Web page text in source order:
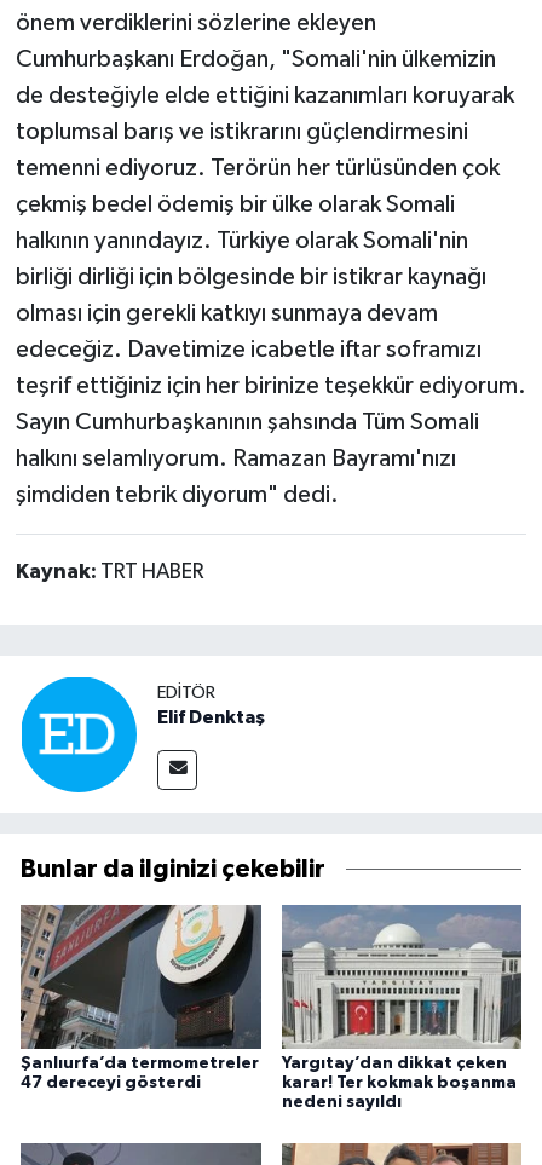
önem verdiklerini sözlerine ekleyen
Cumhurbaşkanı Erdoğan, "Somali'nin ülkemizin
de desteğiyle elde ettiğini kazanımları koruyarak
toplumsal barış ve istikrarını güçlendirmesini
temenni ediyoruz. Terörün her türlüsünden çok
çekmiş bedel ödemiş bir ülke olarak Somali
halkının yanındayız. Türkiye olarak Somali'nin
birliği dirliği için bölgesinde bir istikrar kaynağı
olması için gerekli katkıyı sunmaya devam
edeceğiz. Davetimize icabetle iftar soframızı
teşrif ettiğiniz için her birinize teşekkür ediyorum.
Sayın Cumhurbaşkanının şahsında Tüm Somali
halkını selamlıyorum. Ramazan Bayramı'nızı
şimdiden tebrik diyorum" dedi.
Kaynak: TRT HABER
EDITÖR
Elif Denktaş
Bunlar da ilginizi çekebilir
Şanlıurfa’da termometreler
47 dereceyi gösterdi
Yargıtay’dan dikkat çeken
karar! Ter kokmak boşanma
nedeni sayıldı